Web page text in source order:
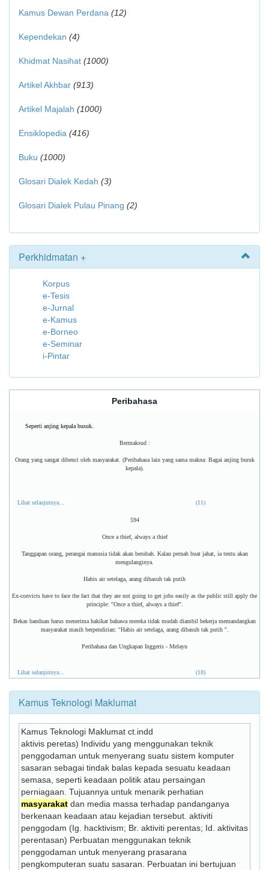
Kamus Dewan Perdana (12)
Kependekan (4)
Khidmat Nasihat (1000)
Artikel Akhbar (913)
Artikel Majalah (1000)
Ensiklopedia (416)
Buku (1000)
Glosari Dialek Kedah (3)
Glosari Dialek Pulau Pinang (2)
Perkhidmatan +
Korpus
e-Tesis
e-Jurnal
e-Kamus
e-Borneo
e-Seminar
i-Pintar
Peribahasa
Seperti anjing kepala busuk.
Bermaksud :
Orang yang sangat dibenci oleh masyarakat. (Peribahasa lain yang sama makna: Bagai anjing buruk
kepala).
Lihat selanjutnya... (11)
594
Once a thief, always a thief
Tanggapan orang, perangai manusia tidak akan berubah. Kalau pernah buat jahat, ia tentu akan
mengulanginya.
Habis air setelaga, arang dibasuh tak putih
Ex-convicts have to face the fact that they are not going to get jobs easily as the public still apply the
principle: ''Once a thief, always a thief''.
Bekas banduan harus menerima hakikat bahawa mereka tidak mudah diambil bekerja memandangkan
masyarakat masih berpendirian: ''Habis air setelaga, arang dibasuh tak putih ''.
Peribahasa dan Ungkapan Inggeris - Melayu
Lihat selanjutnya... (18)
Kamus Teknologi Maklumat
Kamus Teknologi Maklumat ct.indd
aktivis peretas) Individu yang menggunakan teknik
penggodaman untuk menyerang suatu sistem komputer
sasaran sebagai tindak balas kepada sesuatu keadaan
semasa, seperti keadaan politik atau persaingan
masyarakat dan media massa terhadap pandanganya
berkenaan keadaan atau kejadian tersebut. aktiviti
penggodam (Ig. hacktivism; Br. aktiviti perentas; Id. aktivitas
perentasan) Perbuatan menggunakan teknik
penggodaman untuk menyerang prasarana
pengkomputeran suatu sasaran. Perbuatan ini bertujuan